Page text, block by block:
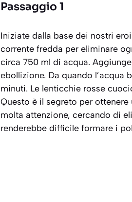
Passaggio 1
Iniziate dalla base dei nostri
corrente fredda per eliminare
circa 750 ml di acqua.
ebollizione. Da quando l’acqua
minuti. Le lenticchie rosse
Questo è il segreto per
molta attenzione, cercando di
renderebbe difficile formare i